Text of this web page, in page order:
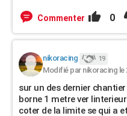
Commenter 0
nikoracing 19
Modifié par nikoracing le
sur un des dernier
borne 1 metre ver
coter de la limite se qui a